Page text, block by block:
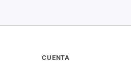
CUENTA